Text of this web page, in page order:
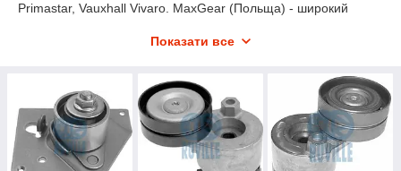
Primastar, Vauxhall Vivaro. MaxGear (Польща) - широкий
Primastar, Vauxhall Vivaro. Ruville (Німеччина) - широкий
Показати все